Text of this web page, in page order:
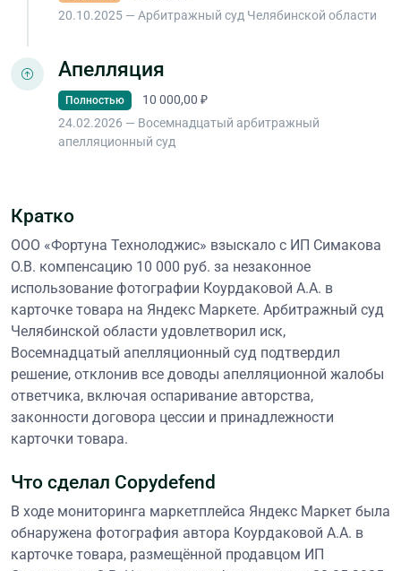
20.10.2025 — Арбитражный суд Челябинской области
Апелляция
Полностью
10 000,00 ₽
24.02.2026 — Восемнадцатый арбитражный
апелляционный суд
Кратко
ООО «Фортуна Технолоджис» взыскало с ИП Симакова
О.В. компенсацию 10 000 руб. за незаконное
использование фотографии Коурдаковой А.А. в
карточке товара на Яндекс Маркете. Арбитражный суд
Челябинской области удовлетворил иск,
Восемнадцатый апелляционный суд подтвердил
решение, отклонив все доводы апелляционной жалобы
ответчика, включая оспаривание авторства,
законности договора цессии и принадлежности
карточки товара.
Что сделал Copydefend
В ходе мониторинга маркетплейса Яндекс Маркет была
обнаружена фотография автора Коурдаковой А.А. в
карточке товара, размещённой продавцом ИП